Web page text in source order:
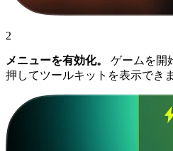
2
メニューを有効化。
ゲームを開
押してツールキットを表示できま